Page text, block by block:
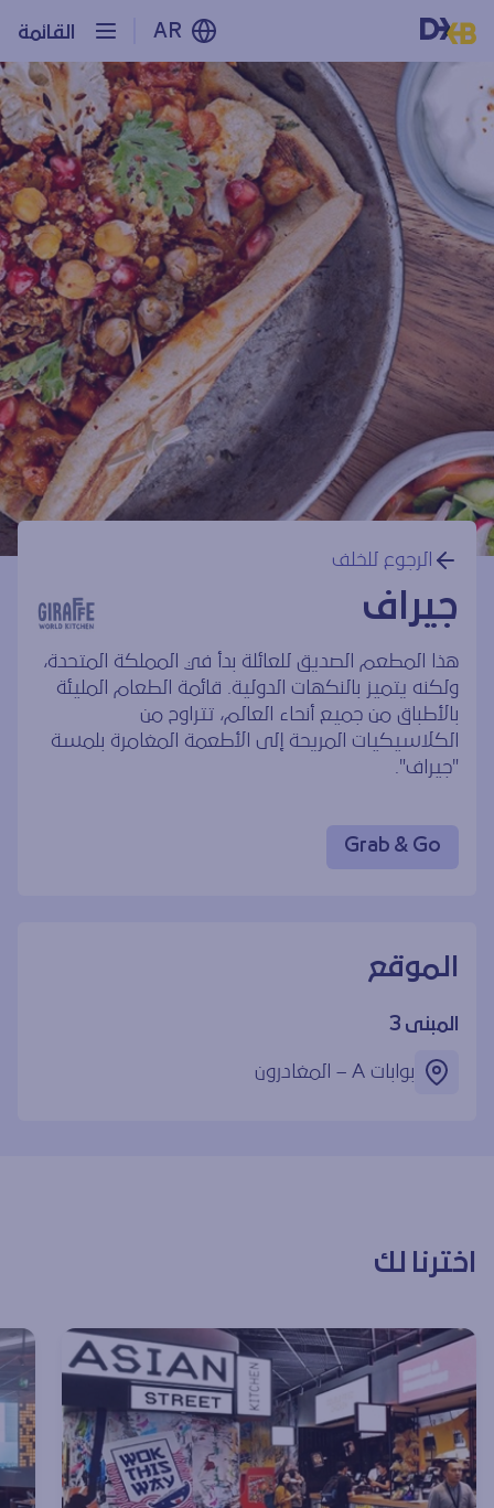
القائمة AR
الرجوع للخلف
جيراف
هذا المطعم الصديق للعائلة بدأ في المملكة المتحدة،
ولكنه يتميز بالنكهات الدولية. قائمة الطعام المليئة
بالأطباق من جميع أنحاء العالم، تتراوح من
الكلاسيكيات المريحة إلى الأطعمة المغامرة بلمسة
"جيراف".
Grab & Go
الموقع
المبنى 3
بوابات ‎A – المغادرون
اخترنا لك